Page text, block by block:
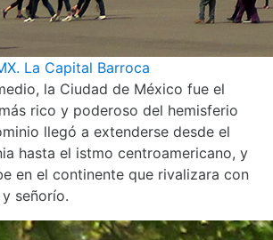
La Capital Barroca
la Ciudad de México fue el
rico y poderoso del hemisferio
llegó a extenderse desde el
hasta el istmo centroamericano, y
en el continente que rivalizara con
señorío.